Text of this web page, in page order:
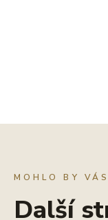
MOHLO BY
Další